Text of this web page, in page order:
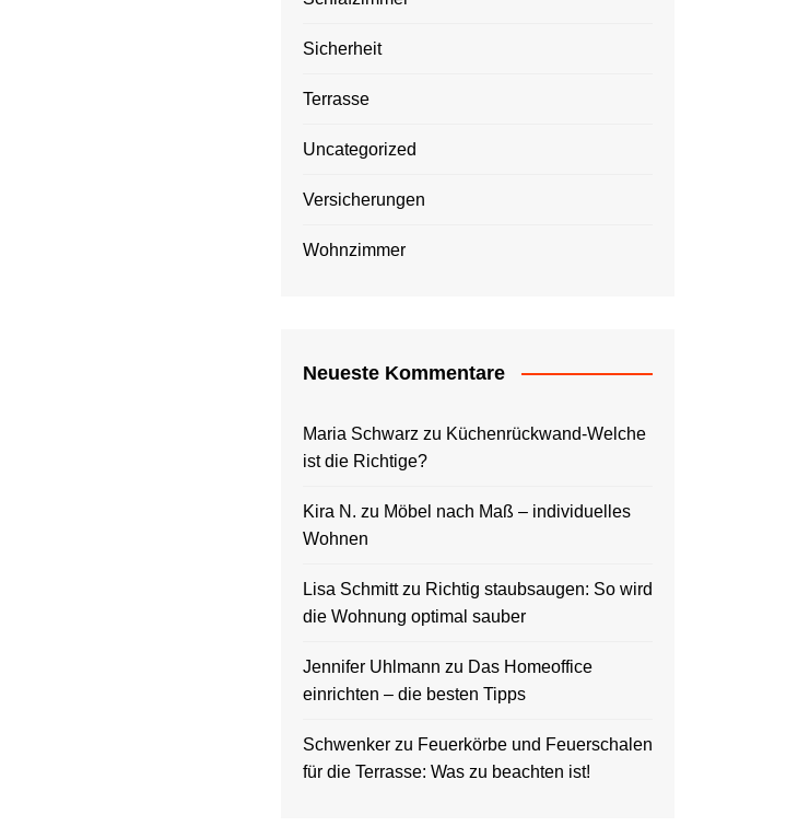
Sicherheit
Terrasse
Uncategorized
Versicherungen
Wohnzimmer
Neueste Kommentare
Maria Schwarz zu Küchenrückwand-Welche
ist die Richtige?
Kira N. zu Möbel nach Maß – individuelles
Wohnen
Lisa Schmittzu Richtig staubsaugen: So wird
die Wohnung optimal sauber
Jennifer Uhlmann zu Das Homeoffice
einrichten – die besten Tipps
Schwenker zu Feuerkörbe und Feuerschalen
für die Terrasse: Was zu beachten ist!